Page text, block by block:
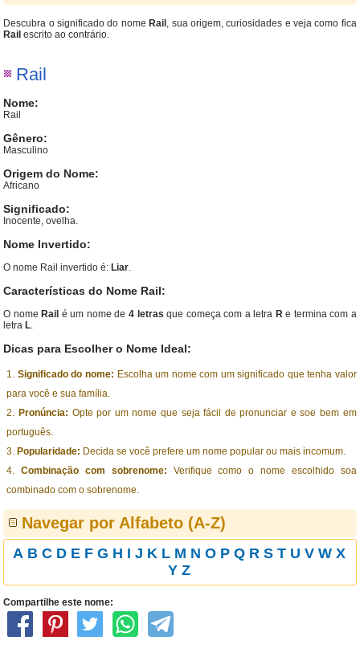
Descubra o significado do nome Rail , sua origem, curiosidades e veja como fica
Rail escrito ao contrário.
Rail
Nome:
Rail
Gênero:
Masculino
Origem do Nome:
Africano
Significado:
Inocente, ovelha.
Nome Invertido:
O nome Rail invertido é: Liar.
Características do Nome Rail:
O nome Rail é um nome de4 letras que começa com a letra Re termina com a
letra L.
Dicas para Escolher o Nome Ideal:
Significado do nome: Escolha um nome com um significado que tenha valor
para você e sua família.
Pronúncia: Opte por um nome que seja fácil de pronunciar e soe bem em
português.
Popularidade: Decida se você prefere um nome popular ou mais incomum.
Combinação com sobrenome: Verifique como o nome escolhido soa
combinado com o sobrenome.
Navegar por Alfabeto (A-Z)
A B C D E F G H I J K L M N O P Q R S T U V W X
Y Z
Compartilhe este nome: